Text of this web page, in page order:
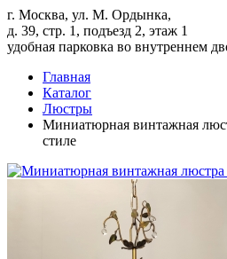
г. Москва, ул. М. Ордынка,
д. 39, стр. 1, подъезд 2, этаж 1
удобная парковка во внутреннем
Главная
Каталог
Люстры
Миниатюрная винтажная
стиле